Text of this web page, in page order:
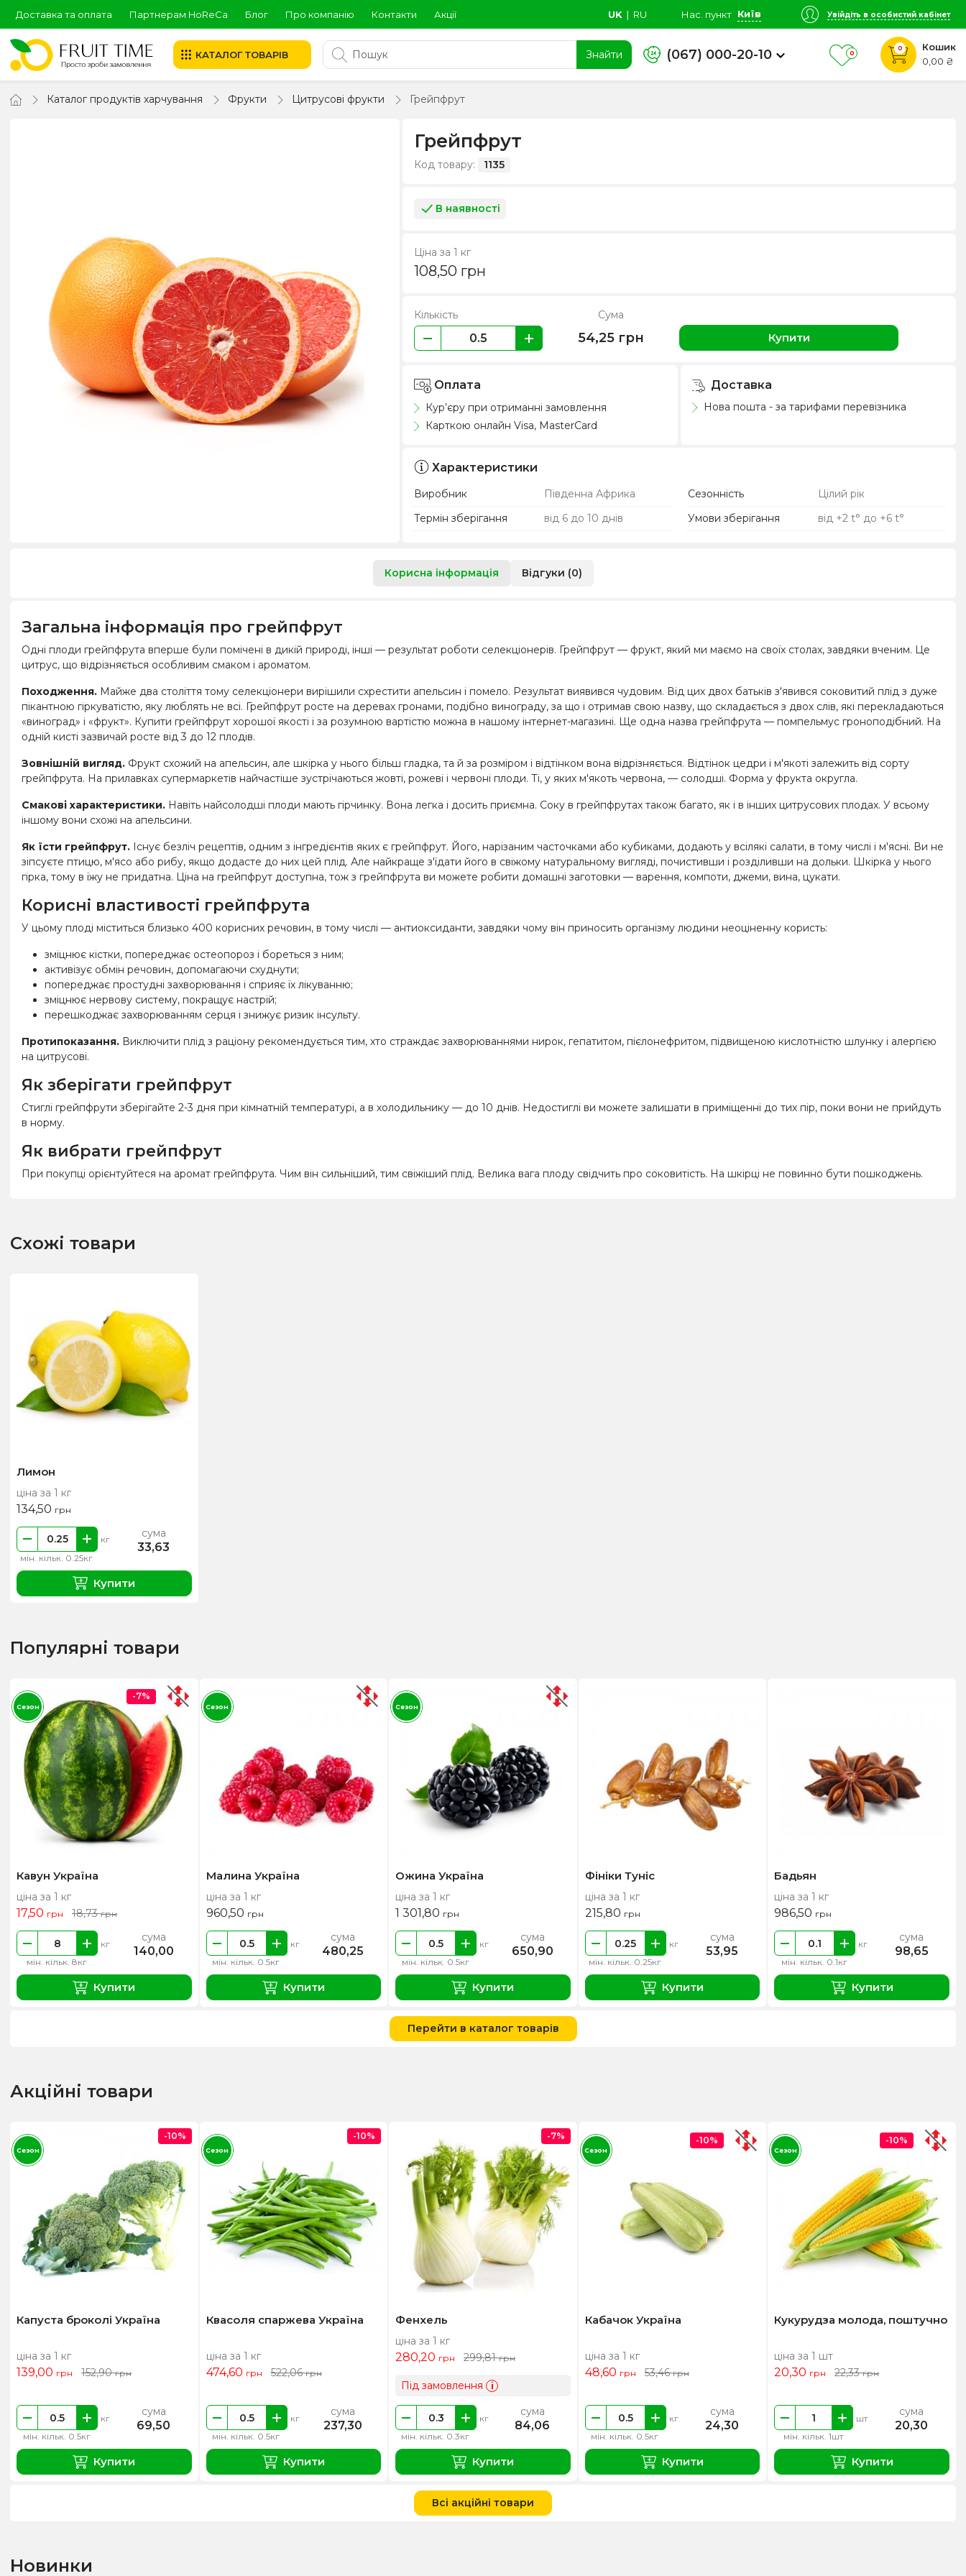
Доставка та оплата Партнерам HoReCa Блог Про компанію Контакти Акції UK ∣ RU Нас. пункт Київ Увійдіть в особистий кабінет
КАТАЛОГ ТОВАРІВ Знайти (067) 000-20-10 0
0
Кошик
0,00 ₴
Каталог продуктів харчування Фрукти Цитрусові фрукти Грейпфрут
Грейпфрут
Код товару: 1135
В наявності
Ціна за 1 кг
108,50 грн
Кількість Сума
54,25 грн Купити
Оплата
Кур’єру при отриманні замовлення
Карткою онлайн Visa, MasterCard
Доставка
Нова пошта - за тарифами перевізника
Характеристики
Виробник Південна Африка Сезонність
Цілий рік
Термін зберігання
від 6 до 10 днів Умови зберігання від +2 t° до +6 t°
Корисна інформація Відгуки (0)
Загальна інформація про грейпфрут
Одні плоди грейпфрута вперше були помічені в дикій природі, інші — результат роботи селекціонерів. Грейпфрут — фрукт, який ми маємо на своїх столах, завдяки вченим. Це
цитрус, що відрізняється особливим смаком і ароматом.
Походження. Майже два століття тому селекціонери вирішили схрестити апельсин і помело. Результат виявився чудовим. Від цих двох батьків з'явився соковитий плід з дуже
пікантною гіркуватістю, яку люблять не всі. Грейпфрут росте на деревах гронами, подібно винограду, за що і отримав свою назву, що складається з двох слів, які перекладаються
«виноград» і «фрукт». Купити грейпфрут хорошої якості і за розумною вартістю можна в нашому інтернет-магазині. Ще одна назва грейпфрута — помпельмус гроноподібний. На
одній кисті зазвичай росте від 3 до 12 плодів.
Зовнішній вигляд. Фрукт схожий на апельсин, але шкірка у нього більш гладка, та й за розміром і відтінком вона відрізняється. Відтінок цедри і м'якоті залежить від сорту
грейпфрута. На прилавках супермаркетів найчастіше зустрічаються жовті, рожеві і червоні плоди. Ті, у яких м'якоть червона, — солодші. Форма у фрукта округла.
Смакові характеристики. Навіть найсолодші плоди мають гірчинку. Вона легка і досить приємна. Соку в грейпфрутах також багато, як і в інших цитрусових плодах. У всьому
іншому вони схожі на апельсини.
Як їсти грейпфрут. Існує безліч рецептів, одним з інгредієнтів яких є грейпфрут. Його, нарізаним часточками або кубиками, додають у всілякі салати, в тому числі і м'ясні. Ви не
зіпсуєте птицю, м'ясо або рибу, якщо додасте до них цей плід. Але найкраще з'їдати його в свіжому натуральному вигляді, почистивши і розділивши на дольки. Шкірка у нього
гірка, тому в їжу не придатна. Ціна на грейпфрут доступна, тож з грейпфрута ви можете робити домашні заготовки ­— варення, компоти, джеми, вина, цукати.
Корисні властивості грейпфрута
У цьому плоді міститься близько 400 корисних речовин, в тому числі — антиоксиданти, завдяки чому він приносить організму людини неоціненну користь:
зміцнює кістки, попереджає остеопороз і бореться з ним;
активізує обмін речовин, допомагаючи схуднути;
попереджає простудні захворювання і сприяє їх лікуванню;
зміцнює нервову систему, покращує настрій;
перешкоджає захворюванням серця і знижує ризик інсульту.
Протипоказання. Виключити плід з раціону рекомендується тим, хто страждає захворюваннями нирок, гепатитом, пієлонефритом, підвищеною кислотністю шлунку і алергією
на цитрусові.
Як зберігати грейпфрут
Стиглі грейпфрути зберігайте 2-3 дня при кімнатній температурі, а в холодильнику — до 10 днів. Недостиглі ви можете залишати в приміщенні до тих пір, поки вони не прийдуть
в норму.
Як вибрати грейпфрут
При покупці орієнтуйтеся на аромат грейпфрута. Чим він сильніший, тим свіжіший плід. Велика вага плоду свідчить про соковитість. На шкірці не повинно бути пошкоджень.
Схожі товари
Лимон
ціна за 1 кг
134,50 грн
мін. кільк. 0.25кг
кг сума
33,63
Купити
Популярні товари
Кавун Україна
ціна за 1 кг
17,50 грн 18,73грн
мін. кільк. 8кг
кг сума
140,00
Купити
-7%
Сезон
Малина Україна
ціна за 1 кг
960,50 грн
мін. кільк. 0.5кг
кг сума
480,25
Купити
Сезон
Ожина Україна
ціна за 1 кг
1 301,80 грн
мін. кільк. 0.5кг
кг сума
650,90
Купити
Сезон
Фініки Туніс
ціна за 1 кг
215,80 грн
мін. кільк. 0.25кг
кг сума
53,95
Купити
Бадьян
ціна за 1 кг
986,50 грн
мін. кільк. 0.1кг
кг сума
98,65
Купити
Перейти в каталог товарів
Акційні товари
Капуста броколі Україна
ціна за 1 кг
139,00 грн 152,90грн
мін. кільк. 0.5кг
кг сума
69,50
Купити
-10%
Сезон
Квасоля спаржева Україна
ціна за 1 кг
474,60 грн 522,06грн
мін. кільк. 0.5кг
кг сума
237,30
Купити
-10%
Сезон
Фенхель
ціна за 1 кг
280,20 грн 299,81грн
Під замовлення i
мін. кільк. 0.3кг
кг сума
84,06
Купити
-7%
Кабачок Україна
ціна за 1 кг
48,60 грн 53,46грн
мін. кільк. 0.5кг
кг сума
24,30
Купити
-10%
Сезон
Кукурудза молода, поштучно
ціна за 1 шт
20,30 грн 22,33грн
мін. кільк. 1шт
шт сума
20,30
Купити
-10%
Сезон
Всі акційні товари
Новинки